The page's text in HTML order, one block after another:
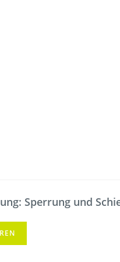
Verkaufsstellen
Sperrung und